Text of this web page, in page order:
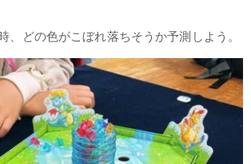
、どの色がこぼれ落ちそうか予測しよう。